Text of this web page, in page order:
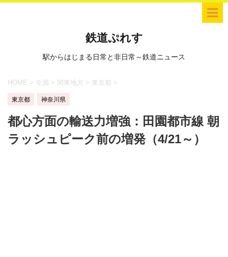
鉄道ぷれす
駅からはじまる日常と非日常～鉄道ニュース
HOME > 全国 > 関東地方 > 東京都 >
東京都 神奈川県
都心方面の輸送力増強：田園都市線 朝
ラッシュピーク前の増発（4/21～）